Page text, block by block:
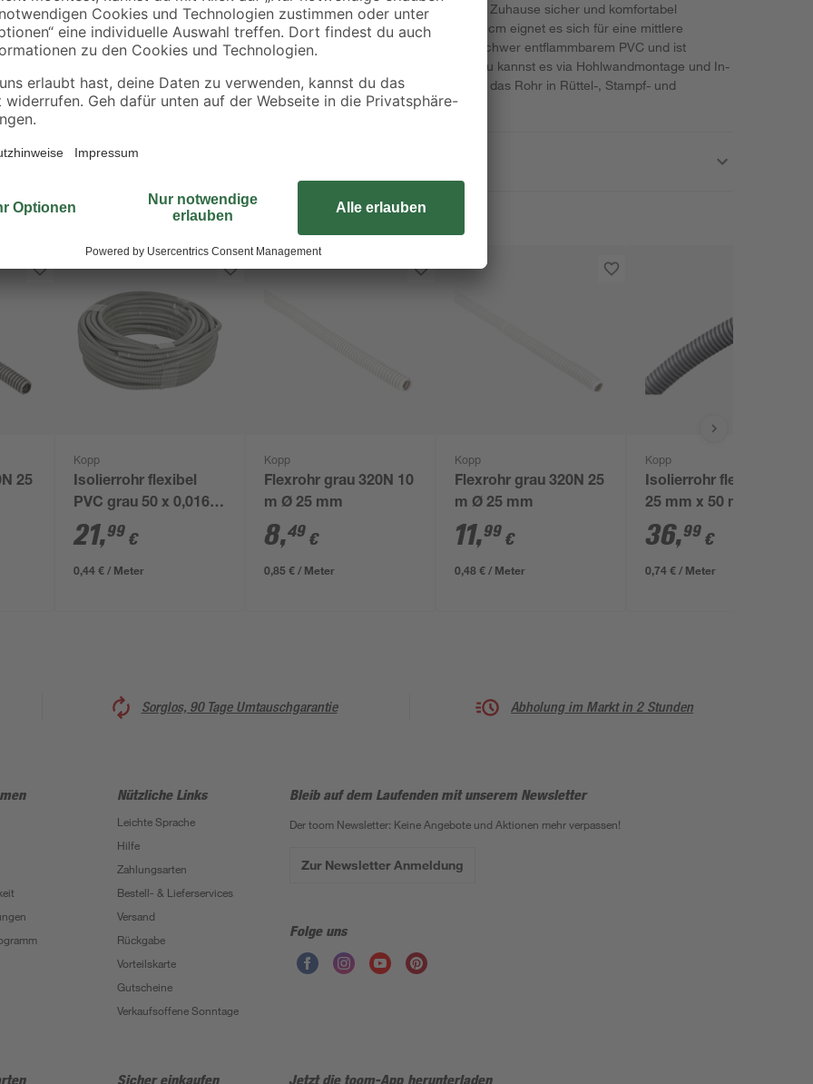
Mit diesem Kabelrohr kannst du Kabel in deinem Zuhause sicher und komfortabel
verlegen. Mit seiner Druckfestigkeit von 750 N/5 cm eignet es sich für eine mittlere
mechanische Beanspruchung. Es besteht aus schwer entflammbarem PVC und ist
temperaturbeständig zwischen -25 und 60 °C. Du kannst es via Hohlwandmontage und In-
und Unterputzmontage anbringen. Einsetzbar ist das Rohr in Rüttel-, Stampf- und
Fertigbau-Beton, sowie in Estrich.
25
Kopp
Isolierrohr flexibel
PVC grau 50 x 0,016
m M16
21,99 €
0,44 € / Meter
Kopp
Flexrohr grau 320N 10
m Ø 25 mm
8,49 €
0,85 € / Meter
Kopp
Flexrohr grau 320N 25
m Ø 25 mm
11,99 €
0,48 € / Meter
Kopp
Isolierrohr flexibel Ø
25 mm x 50 m
36,99 €
0,74 € / Meter
Sorglos, 90 Tage Umtauschgarantie Abholung im Markt in 2 Stunden
Nützliche Links
Leichte Sprache
Hilfe
Zahlungsarten
Bestell- & Lieferservices
Versand
Rückgabe
Vorteilskarte
Gutscheine
Verkaufsoffene Sonntage
Bleib auf dem Laufenden mit unserem Newsletter
Der toom Newsletter: Keine Angebote und Aktionen mehr verpassen!
Zur Newsletter Anmeldung
Folge uns
Sicher einkaufen Jetzt die toom-App herunterladen